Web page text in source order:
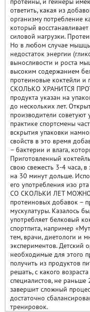
ответить, какая из
организму потребление
который
силовой нагрузки.
Но в любом случае
недостаток энергии
выносливости и роста
высоким содержанием
протеиновые коктейли и
СКОЛЬКО ХРАНИТСЯ
продукта указан на
до нескольких лет.
производители советуют
практике спортсмены
вскрытия упаковки
свойств в это время
– бактерии и влага,
Приготовленный
свою свежесть 3-4 часа,
на 30 минут дольше.
его употребления изо
СО СКОЛЬКИ ЛЕТ
протеиновых добавок –
мускулатуры. Казалось
употребляет белковый
спортпита, например
тем, врачи, диетологи и
экспериментов. Детский
необходимые для этого
получить из продуктов
решать, с какого
специалистов, не раньше
завершит сложный
достаточно
тренировок.